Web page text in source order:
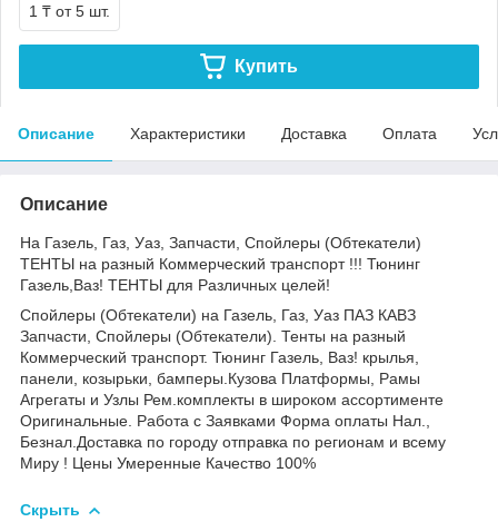
1 ₸ от 5 шт.
Купить
Описание Характеристики Доставка Оплата
Описание
На Газель, Газ, Уаз, Запчасти, Спойлеры (Обтекатели)
ТЕНТЫ на разный Коммерческий транспорт !!! Тюнинг
Газель,Ваз! ТЕНТЫ для Различных целей!
Спойлеры (Обтекатели) на Газель, Газ, Уаз ПАЗ КАВЗ
Запчасти, Спойлеры (Обтекатели). Тенты на разный
Коммерческий транспорт. Тюнинг Газель, Ваз! крылья,
панели, козырьки, бамперы.Кузова Платформы, Рамы
Агрегаты и Узлы Рем.комплекты в широком ассортименте
Оригинальные. Работа с Заявками Форма оплаты Нал.,
Безнал.Доставка по городу отправка по регионам и всему
Миру ! Цены Умеренные Качество 100%
Скрыть